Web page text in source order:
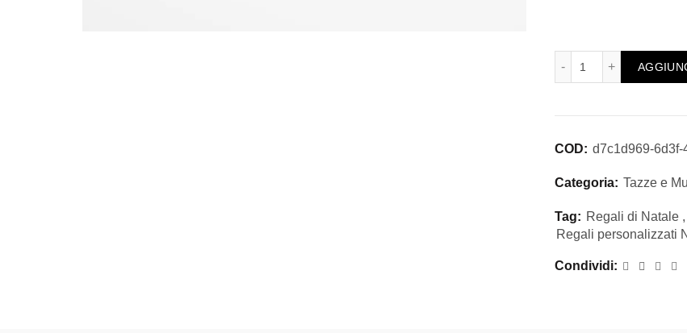
Tazza
COD: d7c1d969-
Categoria: Tazze e
Tag: Regali di Natale ,
Regali personalizzati
Condividi